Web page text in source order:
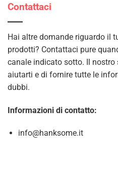
Contattaci
Hai altre domande riguardo il
prodotti? Contattaci pure
canale indicato sotto. Il
aiutarti e di fornire tutte le
dubbi.
Informazioni di contatto:
info@hanksome.it